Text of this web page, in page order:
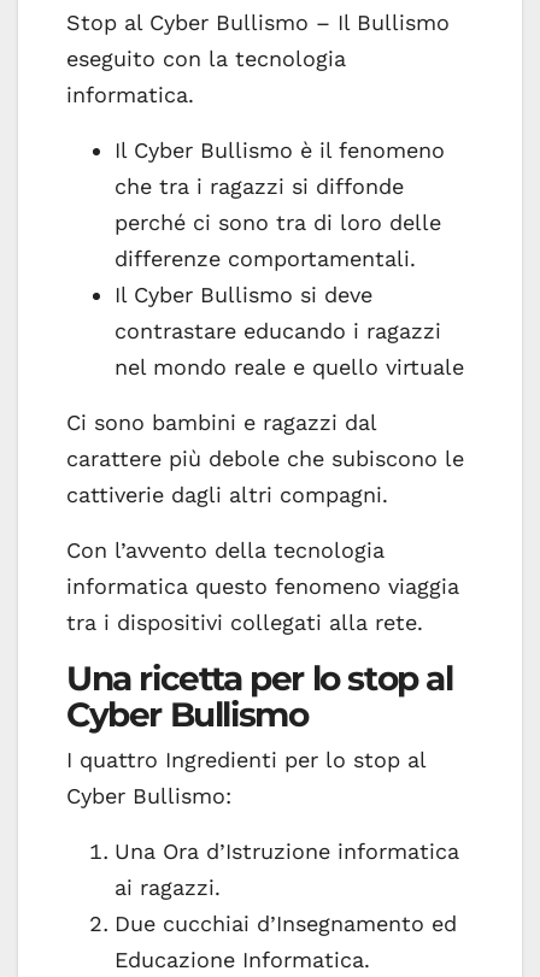
Stop al Cyber Bullismo – Il Bullismo
eseguito con la tecnologia
informatica.
Il Cyber Bullismo è il fenomeno
che tra i ragazzi si diffonde
perché ci sono tra di loro delle
differenze comportamentali.
Il Cyber Bullismo si deve
contrastare educando i ragazzi
nel mondo reale e quello virtuale
Ci sono bambini e ragazzi dal
carattere più debole che subiscono le
cattiverie dagli altri compagni.
Con l’avvento della tecnologia
informatica questo fenomeno viaggia
tra i dispositivi collegati alla rete.
Una ricetta per lo stop al
Cyber Bullismo
I quattro Ingredienti per lo stop al
Cyber Bullismo:
Una Ora d’Istruzione informatica
ai ragazzi.
Due cucchiai d’Insegnamento ed
Educazione Informatica.